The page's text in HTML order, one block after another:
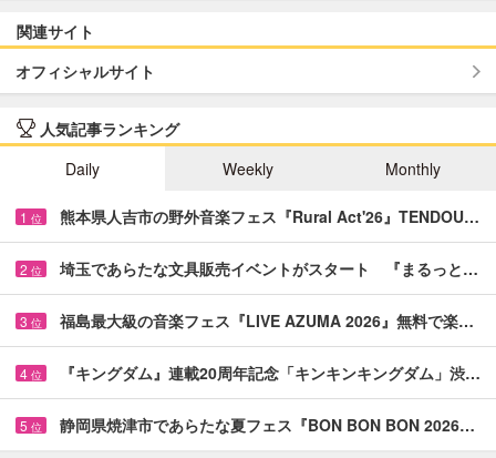
関連サイト
オフィシャルサイト
人気記事ランキング
Daily
Weekly Monthly
1 位 熊本県人吉市の野外音楽フェス『Rural Act'26』TENDOU…
2 位 埼玉であらたな文具販売イベントがスタート 『まるっと…
3 位 福島最大級の音楽フェス『LIVE AZUMA 2026』無料で楽…
4 位 『キングダム』連載20周年記念「キンキンキングダム」渋…
5 位 静岡県焼津市であらたな夏フェス『BON BON BON 2026…